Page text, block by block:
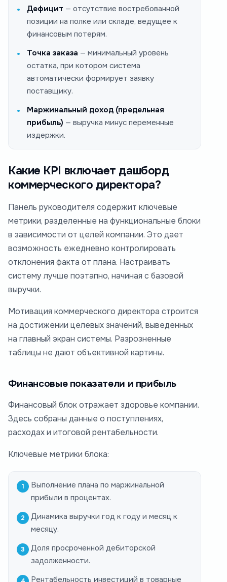
Дефицит — отсутствие востребованной
позиции на полке или складе, ведущее к
финансовым потерям.
Точка заказа — минимальный уровень
остатка, при котором система
автоматически формирует заявку
поставщику.
Маржинальный доход (предельная
прибыль) — выручка минус переменные
издержки.
Какие KPI включает дашборд
коммерческого директора?
Панель руководителя содержит ключевые
метрики, разделенные на функциональные блоки
в зависимости от целей компании. Это дает
возможность ежедневно контролировать
отклонения факта от плана. Настраивать
систему лучше поэтапно, начиная с базовой
выручки.
Мотивация коммерческого директора строится
на достижении целевых значений, выведенных
на главный экран системы. Разрозненные
таблицы не дают объективной картины.
Финансовые показатели и прибыль
Финансовый блок отражает здоровье компании.
Здесь собраны данные о поступлениях,
расходах и итоговой рентабельности.
Ключевые метрики блока:
Выполнение плана по маржинальной
прибыли в процентах.
Динамика выручки год к году и месяц к
месяцу.
Доля просроченной дебиторской
задолженности.
Рентабельность инвестиций в товарные